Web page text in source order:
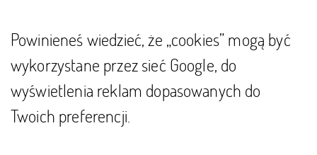
Powinieneś wiedzieć, że „cookies” mogą być
wykorzystane przez sieć Google, do
wyświetlenia reklam dopasowanych do
Twoich preferencji.